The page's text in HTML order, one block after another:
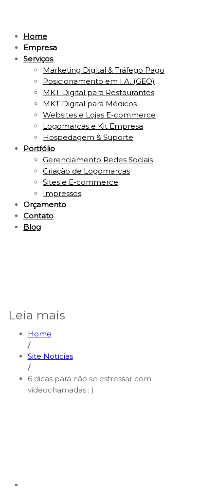
Home
Empresa
Serviços
Marketing Digital & Tráfego Pago
Posicionamento em I.A. (GEO)
MKT Digital para Restaurantes
MKT Digital para Médicos
Websites e Lojas E-commerce
Logomarcas e Kit Empresa
Hospedagem & Suporte
Portfólio
Gerenciamento Redes Sociais
Criação de Logomarcas
Sites e E-commerce
Impressos
Orçamento
Contato
Blog
Leia mais
Home
/
Site Notícias
/
6 dicas para não se estressar com
videochamadas ; )